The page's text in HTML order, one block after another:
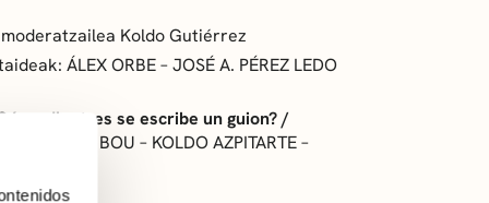
moderatzailea Koldo Gutiérrez
ÁLEX ORBE – JOSÉ A. PÉREZ LEDO
diantres se escribe un guion? /
Á. GINER BOU – KOLDO AZPITARTE –